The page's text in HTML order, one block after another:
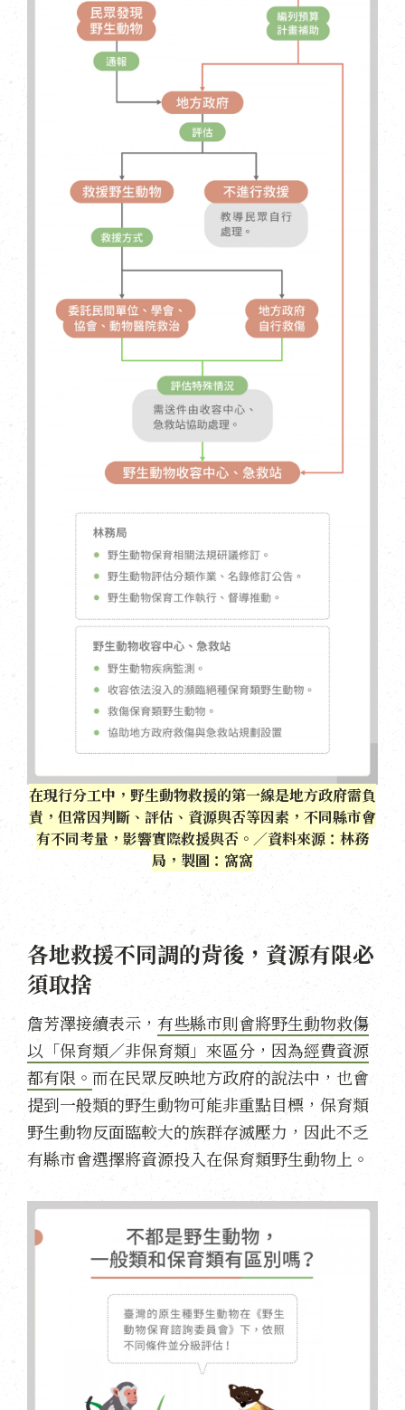
在現行分工中，野生動物救援的第一線是地方政府需負
責，但常因判斷、評估、資源與否等因素，不同縣市會
有不同考量，影響實際救援與否。／資料來源：林務
局，製圖：窩窩
各地救援不同調的背後，資源有限必
須取捨
詹芳澤接續表示， 有些縣市則會將野生動物救傷
以「保育類／非保育類」來區分，因為經費資源
都有限。 而在民眾反映地方政府的說法中，也會
提到一般類的野生動物可能非重點目標，保育類
野生動物反面臨較大的族群存滅壓力，因此不乏
有縣市會選擇將資源投入在保育類野生動物上。